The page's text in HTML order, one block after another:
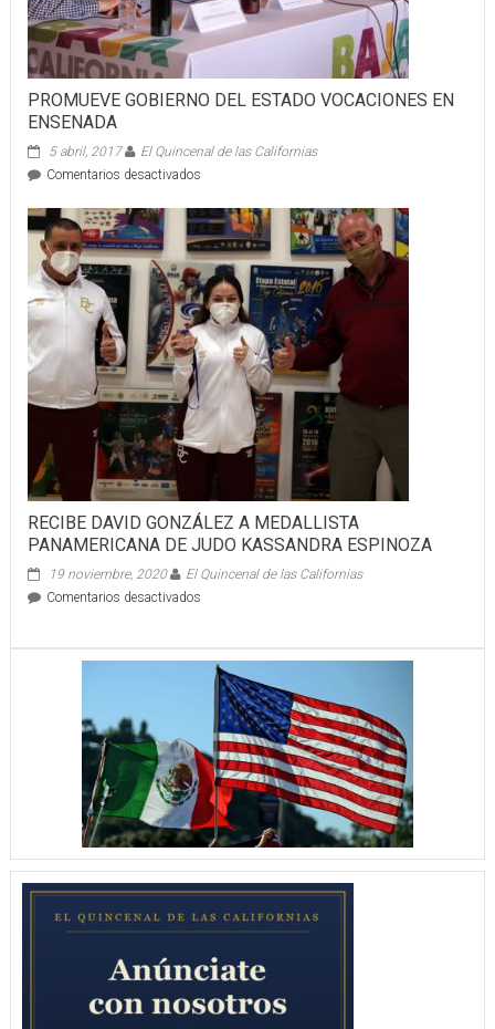
yucatecos
en
sus
de
trabajo
PROMUEVE GOBIERNO DEL ESTADO VOCACIONES EN
ENSENADA
5 abril, 2017
El Quincenal de las Californias
Comentarios desactivadosen
GOBIERNO
DEL
ESTADO
VOCACIONES
EN
ENSENADA
RECIBE DAVID GONZÁLEZ A MEDALLISTA
PANAMERICANA DE JUDO KASSANDRA ESPINOZA
19 noviembre, 2020
El Quincenal de las Californias
Comentarios desactivadosen
MEDALLISTA
PANAMERICANA
DE
JUDO
KASSANDRA
ESPINOZA